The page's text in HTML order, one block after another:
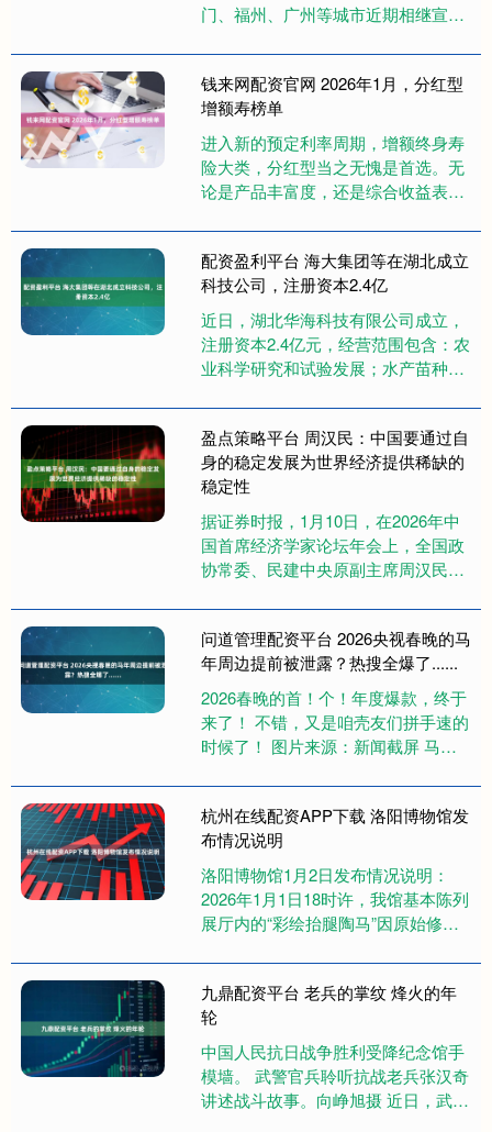
门、福州、广州等城市近期相继宣
际“期末统考”，改由学校自主组织评
价....
钱来网配资官网 2026年1月，分红型
增额寿榜单
进入新的预定利率周期，增额终身寿
险大类，分红型当之无愧是首选。无
论是产品丰富度，还是综合收益表
超，不少保险公司的重心也转而投入
到分....
配资盈利平台 海大集团等在湖北成立
科技公司，注册资本2.4亿
近日，湖北华海科技有限公司成立，
注册资本2.4亿元，经营范围包含：农
业科学研究和试验发展；水产苗种销
弃物综合利用等。企查查股权穿....
盈点策略平台 周汉民：中国要通过自
身的稳定发展为世界经济提供稀缺的
稳定性
据证券时报，1月10日，在2026年中
国首席经济学家论坛年会上，全国政
协常委、民建中央原副主席周汉民表
性将更多来自结构层面，....
问道管理配资平台 2026央视春晚的马
年周边提前被泄露？热搜全爆了......
2026春晚的首！个！年度爆款，终于
来了！ 不错，又是咱壳友们拼手速的
时候了！ 图片来源：新闻截屏 马年
新年仪式，春晚早已是团....
杭州在线配资APP下载 洛阳博物馆发
布情况说明
洛阳博物馆1月2日发布情况说明：
2026年1月1日18时许，我馆基本陈列
展厅内的“彩绘抬腿陶马”因原始修复
第一时间启动应急预案....
九鼎配资平台 老兵的掌纹 烽火的年
轮
中国人民抗日战争胜利受降纪念馆手
模墙。 武警官兵聆听抗战老兵张汉奇
讲述战斗故事。向峥旭摄 近日，武警